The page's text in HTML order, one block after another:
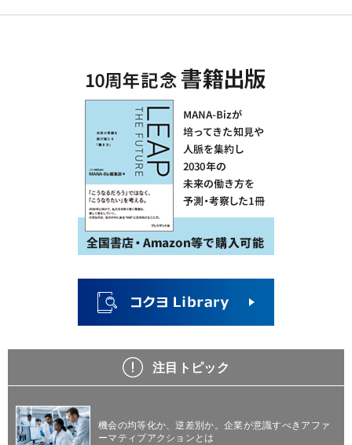
注目トピック
機会の均等化か、逆差別か。企業が意識すべきアファ
ーマティブアクションとは